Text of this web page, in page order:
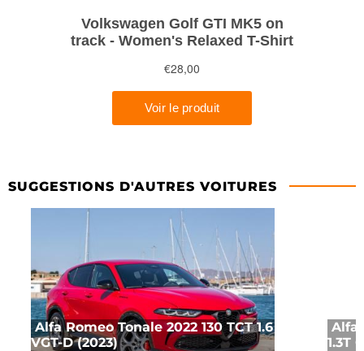
SUGGESTIONS D'AUTRES VOITURES
Alfa Romeo Tonale 2022 130 TCT 1.6
VGT-D (2023)
Alfa
1.3T